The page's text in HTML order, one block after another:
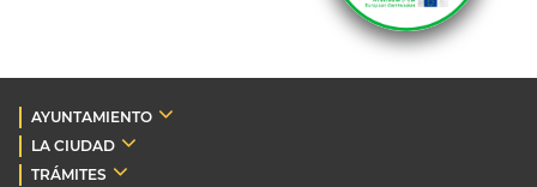
AYUNTAMIENTO
LA CIUDAD
TRÁMITES